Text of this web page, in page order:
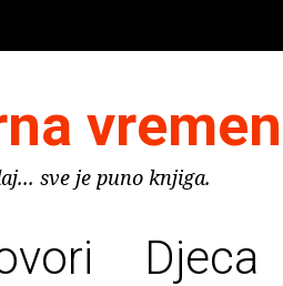
sve je puno knjiga.
Djeca